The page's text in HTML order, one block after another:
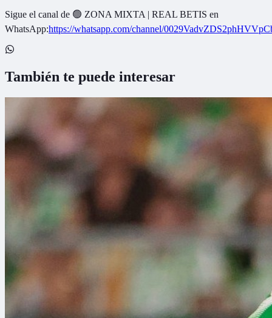
Sigue el canal de 🟢 ZONA MIXTA | REAL BETIS en
WhatsApp:https://whatsapp.com/channel/
También te puede interesar